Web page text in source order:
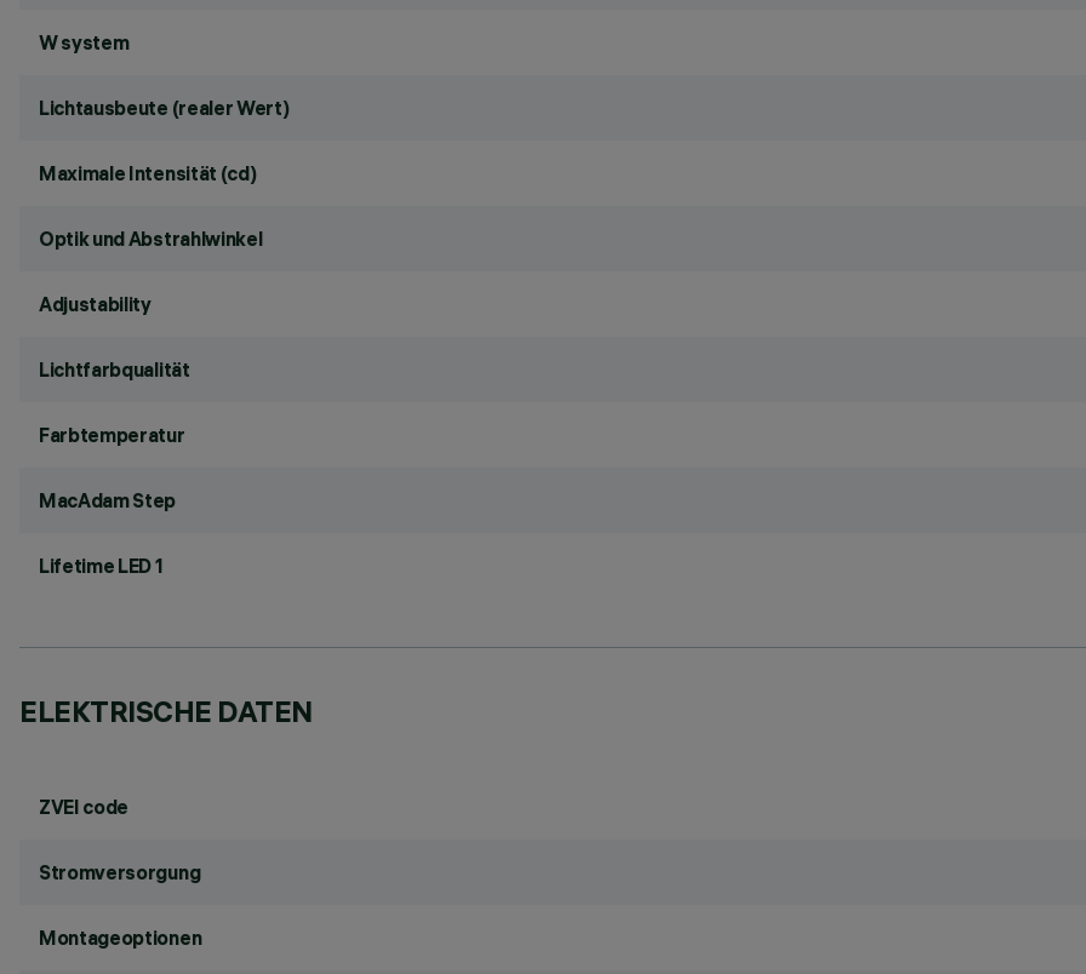
W system
Lichtausbeute (realer Wert)
Maximale Intensität (cd)
Optik und Abstrahlwinkel
Adjustability
Lichtfarbqualität
Farbtemperatur
MacAdam Step
Lifetime LED 1
ELEKTRISCHE DATEN
ZVEI code
Stromversorgung
Montageoptionen